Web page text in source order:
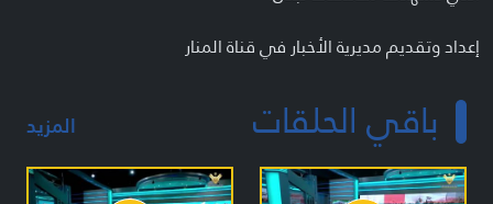
إعداد وتقديم مديرية الأخبار في قناة المنار
باقي الحلقات المزيد